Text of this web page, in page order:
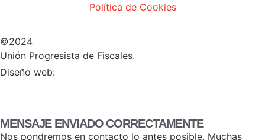
Política de Cookies
©2024
Unión Progresista de Fiscales.
Diseño web:
MENSAJE ENVIADO CORRECTAMENTE
Nos pondremos en contacto lo antes posible. Muchas